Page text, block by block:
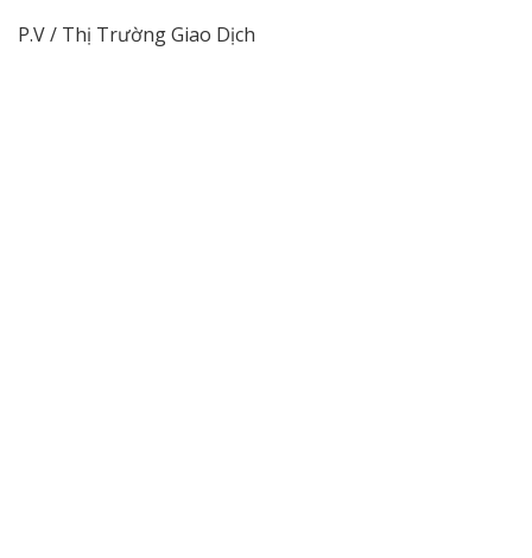
P.V / Thị Trường Giao Dịch